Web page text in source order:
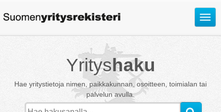
Avaa
Yrityshaku
Hae yritystietoja nimen, paikkakunnan, osoitteen, toimialan tai
palvelun avulla.